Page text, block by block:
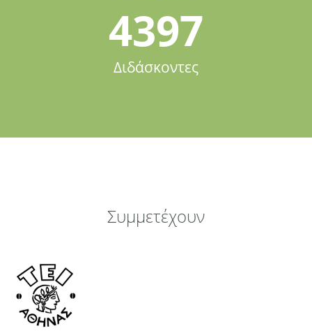
4397
Διδάσκοντες
Συμμετέχουν